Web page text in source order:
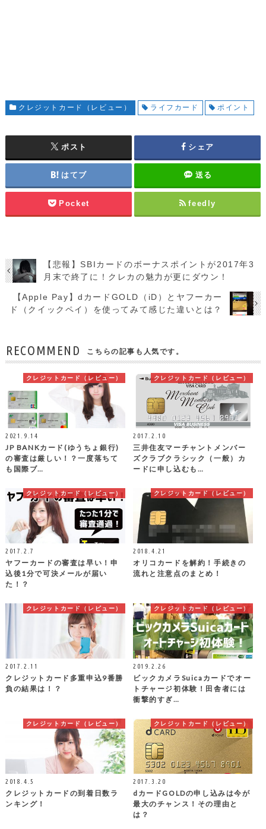
クレジットカード（レビュー） ライフカード ポイント
ポスト シェア
はてブ 送る
Pocket feedly
【悲報】SBIカードのボーナスポイントが2017年3
月末で終了に！クレカの魅力が更にダウン！
【Apple Pay】dカードGOLD（iD）とヤフーカー
ド（クイックペイ）を使ってみて感じた違いとは？
RECOMMEND こちらの記事も人気です。
クレジットカード（レビュー）
2021.9.14
JP BANKカード(ゆうちょ銀行)
の審査は厳しい！？一度落ちて
も国際ブ…
クレジットカード（レビュー）
2017.2.10
三井住友マーチャントメンバー
ズクラブクラシック（一般）カ
ードに申し込むも…
クレジットカード（レビュー）
2017.2.7
ヤフーカードの審査は早い！申
込後1分で可決メールが届い
た！？
クレジットカード（レビュー）
2018.4.21
オリコカードを解約！手続きの
流れと注意点のまとめ！
クレジットカード（レビュー）
2017.2.11
クレジットカード多重申込9番勝
負の結果は！？
クレジットカード（レビュー）
2019.2.26
ビックカメラSuicaカードでオー
トチャージ初体験！田舎者には
衝撃的すぎ…
クレジットカード（レビュー）
2018.4.5
クレジットカードの到着日数ラ
ンキング！
クレジットカード（レビュー）
2017.3.20
dカードGOLDの申し込みは今が
最大のチャンス！その理由と
は？